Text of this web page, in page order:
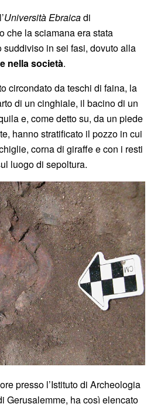
Università Ebraicadi
che la sciamana era stata
in sei fasi, dovuto alla
nella società.
circondato da teschi di faina, la
di un cinghiale, il bacino di un
e, come detto su, da un piede
hanno stratificato il pozzo in cui
corna di giraffe e con i resti
luogo di sepoltura.
presso l’Istituto di Archeologia
Gerusalemme, ha così elencato